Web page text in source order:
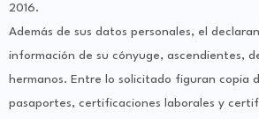
2016.
Además de sus datos personales, el
información de su cónyuge, ascendientes,
hermanos. Entre lo solicitado figuran copia
pasaportes, certificaciones laborales y